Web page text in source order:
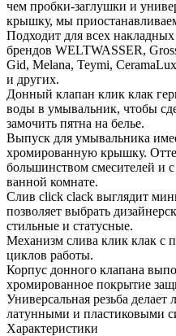
чем пробки-заглушки и
крышку, мы
Подходит для всех
брендов WELTWASSER,
Gid, Melana, Teymi,
и других.
Донный клапан клик клак
воды в умывальник, чтобы
замочить пятна на белье.
Выпуск для умывальника
хромированную крышку.
большинством смесителей и
ванной комнате.
Слив click clack выглядит
позволяет выбрать
стильные и статусные.
Механизм слива клик клак с
циклов работы.
Корпус донного клапана
хромированное покрытие
Универсальная резьба
латунными и пластиковыми
Характеристики